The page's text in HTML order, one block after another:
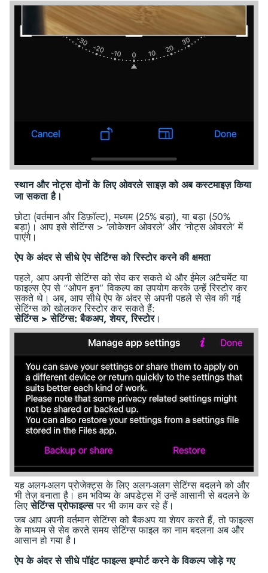
स्थान और नोट्स दोनों के लिए ओवरले साइज़ को अब कस्टमाइज़ किया
जा सकता है।
छोटा (वर्तमान और डिफ़ॉल्ट), मध्यम (25% बड़ा), या बड़ा (50%
बड़ा)। आप इसे सेटिंग्स > ‘लोकेशन ओवरले’ और ‘नोट्स ओवरले’ में
पाएंगे।
ऐप के अंदर से सीधे ऐप सेटिंग्स को रिस्टोर करने की क्षमता
पहले, आप अपनी सेटिंग्स को सेव कर सकते थे और ईमेल अटैचमेंट या
फाइल्स ऐप से “ओपन इन” विकल्प का उपयोग करके उन्हें रिस्टोर कर
सकते थे। अब, आप सीधे ऐप के अंदर से अपनी पहले से सेव की गई
सेटिंग्स को खोलकर रिस्टोर कर सकते हैं:
सेटिंग्स > सेटिंग्स: बैकअप, शेयर, रिस्टोर।
यह अलग-अलग प्रोजेक्ट्स के लिए अलग-अलग सेटिंग्स बदलने को और
भी तेज़ बनाता है। हम भविष्य के अपडेट्स में उन्हें आसानी से बदलने के
लिएसेटिंग्स प्रोफाइल्सपर भी काम कर रहे हैं।
जब आप अपनी वर्तमान सेटिंग्स को बैकअप या शेयर करते हैं, तो फाइल्स
के माध्यम से सेव करते समय सेटिंग्स फाइल का नाम बदलना अब और
आसान हो गया है।
ऐप के अंदर से सीधे पॉइंट फाइल्स इम्पोर्ट करने के विकल्प जोड़े गए